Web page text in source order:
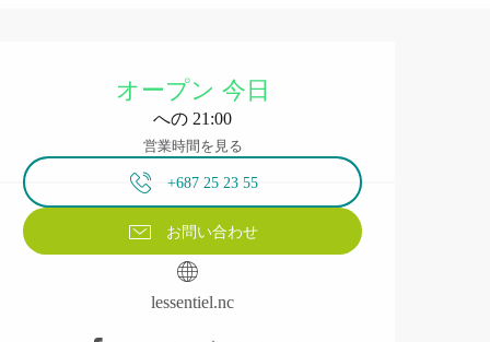
営業時間と連絡先
オープン 今日
への 21:00
営業時間を見る
+687 25 23 55
お問い合わせ
lessentiel.nc